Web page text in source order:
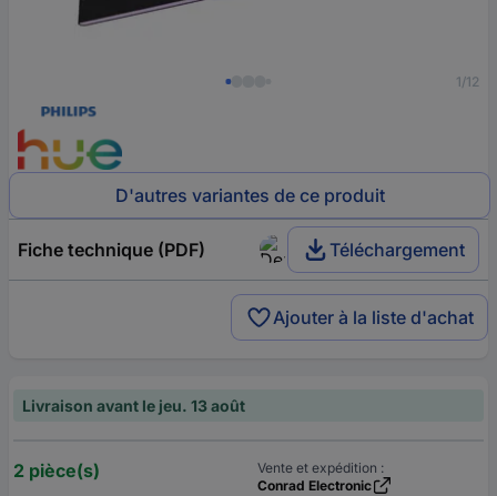
1/12
D'autres variantes de ce produit
Fiche technique (PDF) Téléchargement
Ajouter à la liste d'achat
Livraison avant le jeu. 13 août
2 pièce(s)
Vente et expédition :
Conrad Electronic